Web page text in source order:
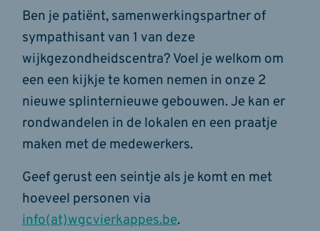
Ben je patiënt, samenwerkingspartner of
sympathisant van 1 van deze
wijkgezondheidscentra? Voel je welkom om
een een kijkje te komen nemen in onze 2
nieuwe splinternieuwe gebouwen. Je kan er
rondwandelen in de lokalen en een praatje
maken met de medewerkers.
Geef gerust een seintje als je komt en met
hoeveel personen via
info(at)wgcvierkappes.be.